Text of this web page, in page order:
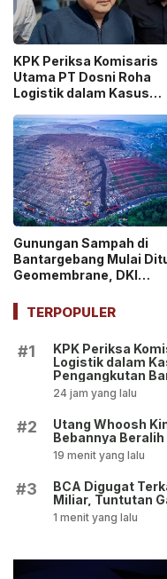
KPK Periksa Komisaris
Utama PT Dosni Roha
Logistik dalam Kasus
Pengangkutan Bansos!
Gunungan Sampah di
Bantargebang Mulai
Geomembrane, DKI
Sistem Open Dumping!
TERPOPULER
#1
KPK Periksa
Logistik dalam
Pengangkutan
24 jam yang lalu
#2
Utang Whoosh
Bebannya
19 menit yang lalu
#3
BCA Digugat
Miliar, Tuntutan
1 menit yang lalu